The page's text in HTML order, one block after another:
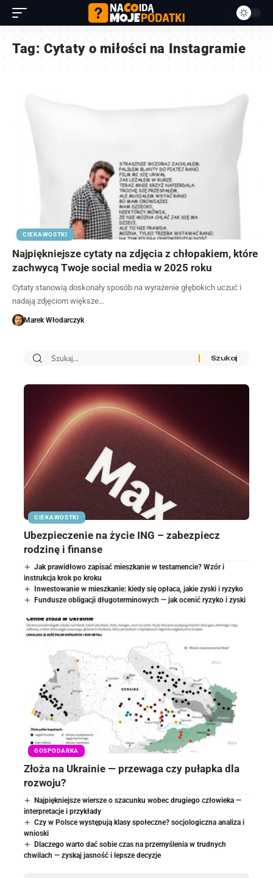
Tag:Cytaty o miłości na Instagramie
CIEKAWOSTKI
Najpiękniejsze cytaty na zdjęcia z chłopakiem, które
zachwycą Twoje social media w 2025 roku
Cytaty stanowią doskonały sposób na wyrażenie głębokich uczuć i
nadają zdjęciom większe…
Marek Włodarczyk
CIEKAWOSTKI
Ubezpieczenie na życie ING – zabezpiecz
rodzinę i finanse
Jak prawidłowo zapisać mieszkanie w testamencie? Wzór i
instrukcja krok po kroku
Inwestowanie w mieszkanie: kiedy się opłaca, jakie zyski i ryzyko
Fundusze obligacji długoterminowych — jak ocenić ryzyko i zyski
GOSPODARKA
Złoża na Ukrainie — przewaga czy pułapka dla
rozwoju?
Najpiękniejsze wiersze o szacunku wobec drugiego człowieka —
interpretacje i przykłady
Czy w Polsce występują klasy społeczne? socjologiczna analiza i
wnioski
Dlaczego warto dać sobie czas na przemyślenia w trudnych
chwilach — zyskaj jasność i lepsze decyzje